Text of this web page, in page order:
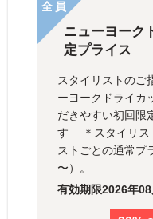
全員
ニューヨー
定プライス
スタイリストのご
ーヨークドライカ
だきやすい初回限
す ＊スタイリス
ストごとの通常プ
〜）。
有効期限2026年08